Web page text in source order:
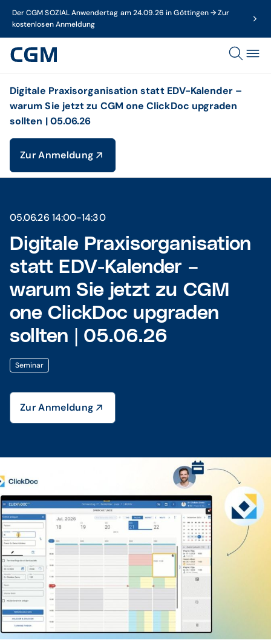
Der CGM SOZIAL Anwendertag am 24.09.26 in Göttingen → Zur
kostenlosen Anmeldung
Digitale Praxisorganisation statt EDV-Kalender –
warum Sie jetzt zu CGM one ClickDoc upgraden
sollten | 05.06.26
Zur Anmeldung
05.06.26 14:00-14:30
Digitale Praxisorganisation
statt EDV-Kalender –
warum Sie jetzt zu CGM
one ClickDoc upgraden
sollten | 05.06.26
Seminar
Zur Anmeldung